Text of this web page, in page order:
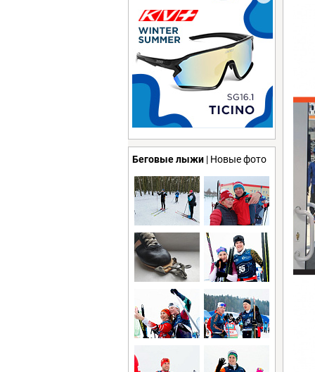
Беговые лыжи | Новые фото